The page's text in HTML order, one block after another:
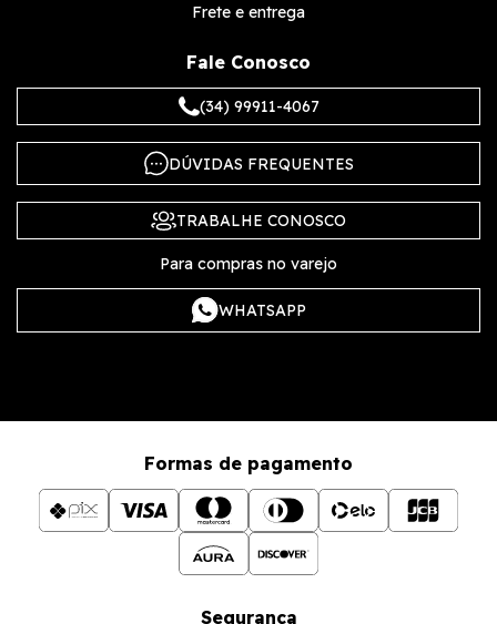
Frete e entrega
Fale Conosco
(34) 99911-4067
DÚVIDAS FREQUENTES
TRABALHE CONOSCO
Para compras no varejo
WHATSAPP
Formas de pagamento
Segurança